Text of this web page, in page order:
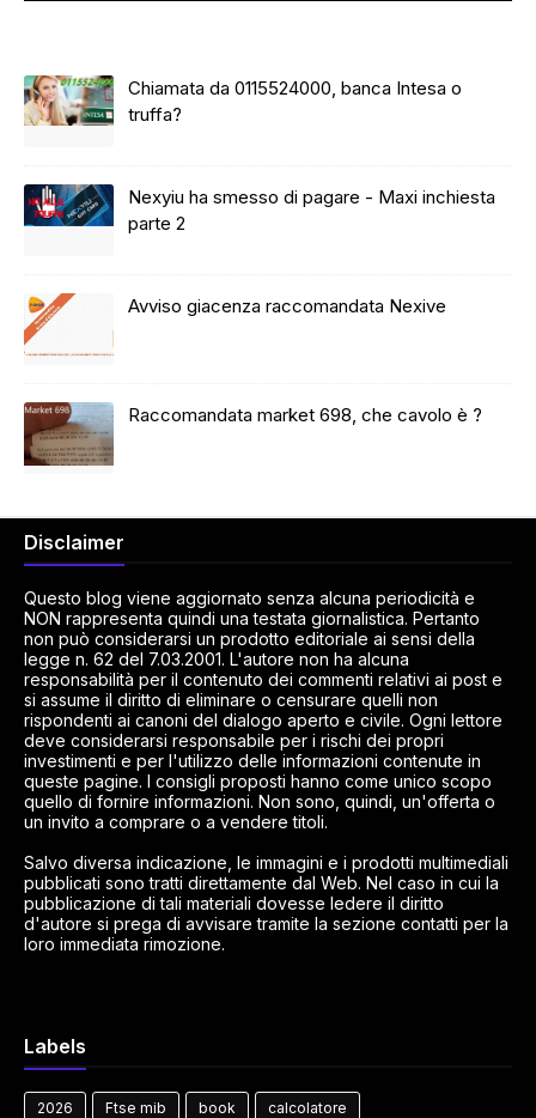
Chiamata da 0115524000, banca Intesa o
truffa?
Nexyiu ha smesso di pagare - Maxi inchiesta
parte 2
Avviso giacenza raccomandata Nexive
Raccomandata market 698, che cavolo è ?
Disclaimer
Questo blog viene aggiornato senza alcuna periodicità e
NON rappresenta quindi una testata giornalistica. Pertanto
non può considerarsi un prodotto editoriale ai sensi della
legge n. 62 del 7.03.2001. L'autore non ha alcuna
responsabilità per il contenuto dei commenti relativi ai post e
si assume il diritto di eliminare o censurare quelli non
rispondenti ai canoni del dialogo aperto e civile. Ogni lettore
deve considerarsi responsabile per i rischi dei propri
investimenti e per l'utilizzo delle informazioni contenute in
queste pagine. I consigli proposti hanno come unico scopo
quello di fornire informazioni. Non sono, quindi, un'offerta o
un invito a comprare o a vendere titoli.
Salvo diversa indicazione, le immagini e i prodotti multimediali
pubblicati sono tratti direttamente dal Web. Nel caso in cui la
pubblicazione di tali materiali dovesse ledere il diritto
d'autore si prega di avvisare tramite la sezione contatti per la
loro immediata rimozione.
Labels
2026 Ftse mib book calcolatore